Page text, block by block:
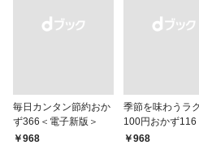
毎日カンタン節約おか
ず366＜電子新版＞
￥968
季節を味わうラ
100円おかず116
子新版＞
￥968